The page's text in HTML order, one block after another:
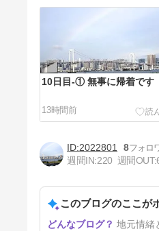
10日目-① 無事に帰着です
13時間前
9日目-⑥ 笠島集落の家並み
2022801
8
週間IN:220 週間OUT:
このブログのここが
地元情緒